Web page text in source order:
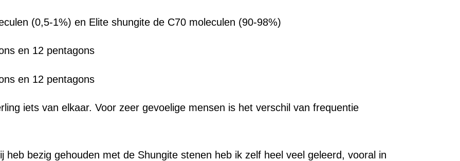
(0,5-1%) en Elite shungite de C70 moleculen (90-98%)
en 12 pentagons
en 12 pentagons
iets van elkaar. Voor zeer gevoelige mensen is het verschil van frequentie
heb bezig gehouden met de Shungite stenen heb ik zelf heel veel geleerd, vooral in